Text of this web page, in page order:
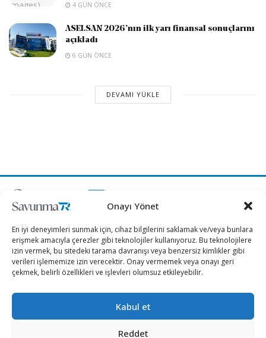
Onayı Yönet
En iyi deneyimleri sunmak için, cihaz bilgilerini saklamak ve/veya bunlara
erişmek amacıyla çerezler gibi teknolojiler kullanıyoruz. Bu teknolojilere
izin vermek, bu sitedeki tarama davranışı veya benzersiz kimlikler gibi
verileri işlememize izin verecektir. Onay vermemek veya onayı geri
çekmek, belirli özellikleri ve işlevleri olumsuz etkileyebilir.
Kabul et
Reddet
4 GÜN ÖNCE
ASELSAN 2026’nın ilk yarı finansal sonuçlarını
açıkladı
6 GÜN ÖNCE
DEVAMI YÜKLE
“Etkin, Güvenilir, Haberdar”
+90 530 308 17 96
iletisim@savunmatr.com
2026 © Savunma TR. Tüm Hakları Saklıdır.